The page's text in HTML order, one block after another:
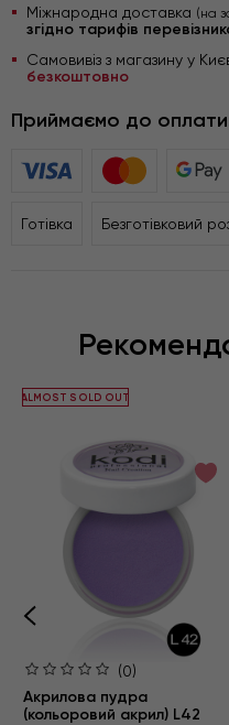
Міжнародна доставка (на
згідно тарифів
Самовивіз з магазину у
безкоштовно
Приймаємо до
Готівка Безготівковий
ALMOST SOLD OUT
(0)
Акрилова пудра
(кольоровий акрил) L42